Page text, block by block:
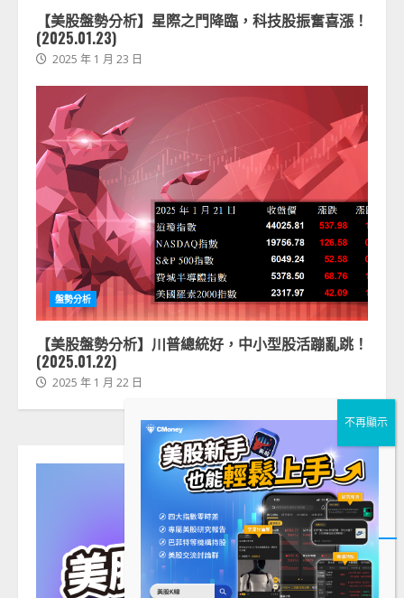
【美股盤勢分析】星際之門降臨，科技股振奮喜漲！
(2025.01.23)
2025 年 1 月 23 日
盤勢分析
【美股盤勢分析】川普總統好，中小型股活蹦亂跳！
(2025.01.22)
2025 年 1 月 22 日